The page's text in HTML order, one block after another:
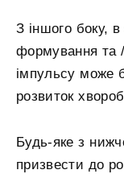
З іншого боку,
формування та
імпульсу може
розвиток
Будь-яке з
призвести до